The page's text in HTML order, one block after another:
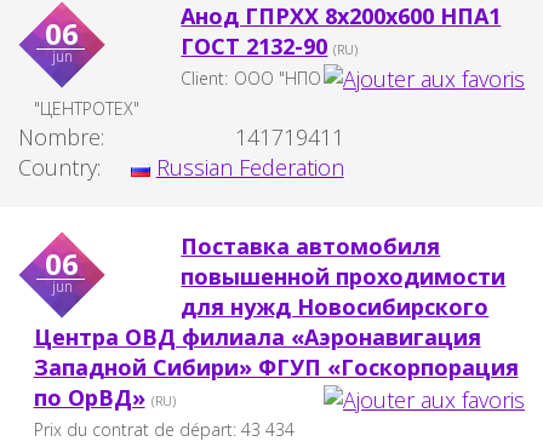
06
jun
Анод ГПРХХ 8х200х600 НПА1
ГОСТ 2132-90 (RU)
Client: ООО "НПО
"ЦЕНТРОТЕХ"
Nombre:
141719411
Country:
Russian Federation
06
jun
Поставка автомобиля
повышенной проходимости
для нужд Новосибирского
Центра ОВД филиала «Аэронавигация
Западной Сибири» ФГУП «Госкорпорация
по ОрВД» (RU)
Prix du contrat de départ: 43 434